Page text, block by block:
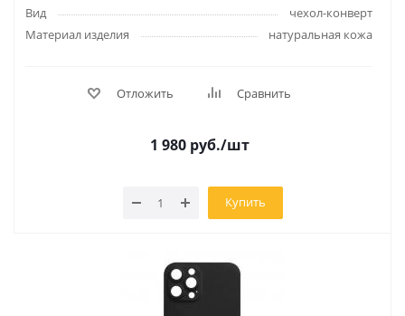
Вид
чехол-конверт
Материал изделия
натуральная кожа
Отложить Сравнить
1 980руб./шт
Купить